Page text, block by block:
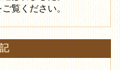
覧ください。